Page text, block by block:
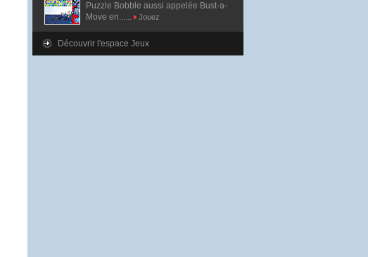
Puzzle Bobble aussi appelée Bust-a-
Move en......
Jouez
Découvrir l'espace Jeux